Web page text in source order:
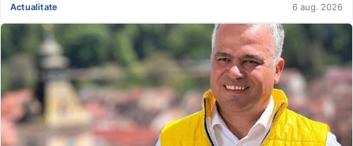
Actualitate 6 aug. 2026